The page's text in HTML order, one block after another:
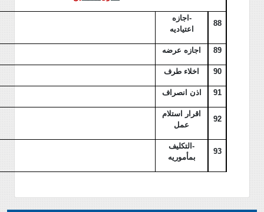
88
- اجازه
اعتياديه
89 اجازه عرضه
90 اخلاء طرف
91 اذن انصراف
92
اقرار استلام
عمل
93
- التكليف
بمأموريه